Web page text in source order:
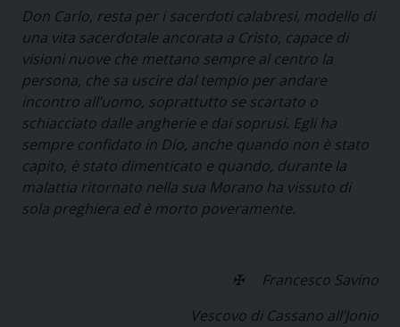
Don Carlo, resta per i sacerdoti calabresi, modello di
una vita sacerdotale ancorata a Cristo, capace di
visioni nuove che mettano sempre al centro la
persona, che sa uscire dal tempio per andare
incontro all’uomo, soprattutto se scartato o
schiacciato dalle angherie e dai soprusi. Egli ha
sempre confidato in Dio, anche quando non è stato
capito, è stato dimenticato e quando, durante la
malattia ritornato nella sua Morano ha vissuto di
sola preghiera ed è morto poveramente.
✠Francesco Savino
Vescovo di Cassano all’Jonio